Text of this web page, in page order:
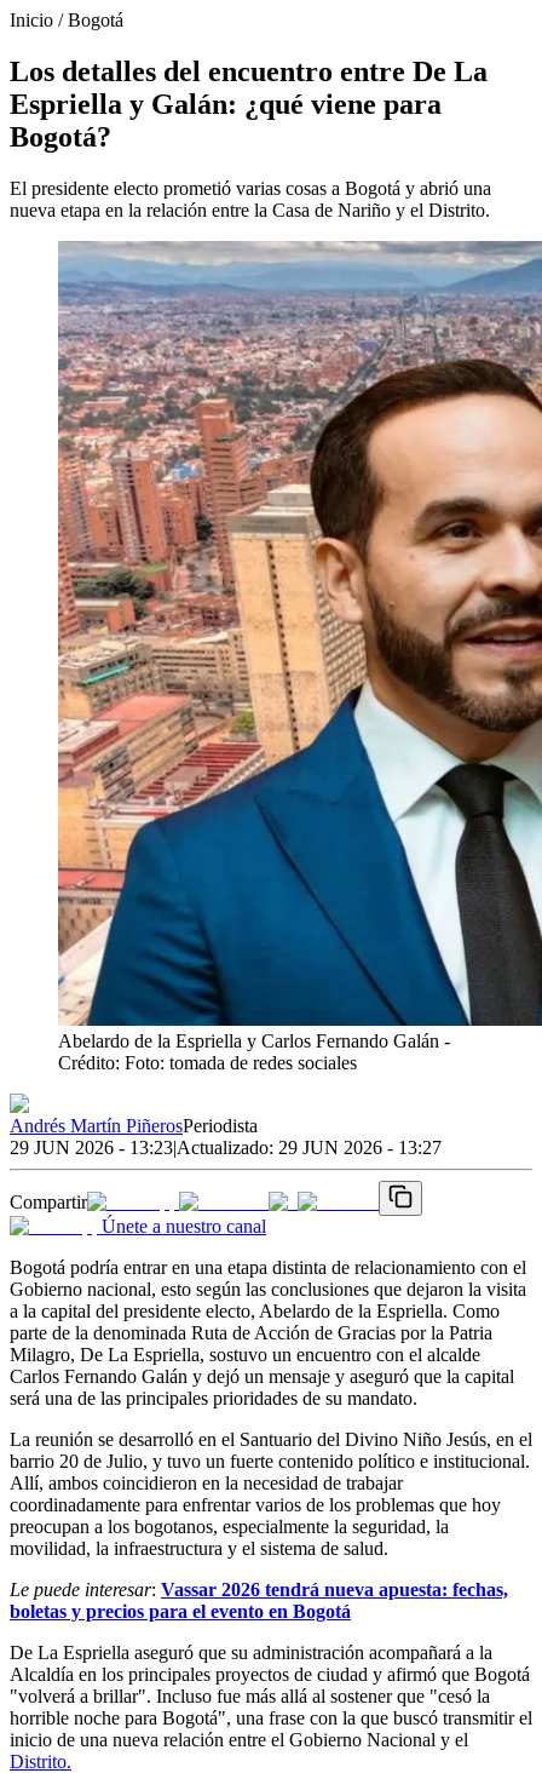
Inicio /Bogotá
Los detalles del encuentro entre De La
Espriella y Galán: ¿qué viene para
Bogotá?
El presidente electo prometió varias cosas a Bogotá y abrió una
nueva etapa en la relación entre la Casa de Nariño y el Distrito.
Abelardo de la Espriella y Carlos Fernando Galán -
Crédito: Foto: tomada de redes sociales
Andrés Martín PiñerosPeriodista
29 JUN 2026 - 13:23|Actualizado: 29 JUN 2026 - 13:27
Compartir
Únete a nuestro canal
Bogotá podría entrar en una etapa distinta de relacionamiento con el
Gobierno nacional, esto según las conclusiones que dejaron la visita
a la capital del presidente electo, Abelardo de la Espriella. Como
parte de la denominada Ruta de Acción de Gracias por la Patria
Milagro, De La Espriella, sostuvo un encuentro con el alcalde
Carlos Fernando Galán y dejó un mensaje y aseguró que la capital
será una de las principales prioridades de su mandato.
La reunión se desarrolló en el Santuario del Divino Niño Jesús, en el
barrio 20 de Julio, y tuvo un fuerte contenido político e institucional.
Allí, ambos coincidieron en la necesidad de trabajar
coordinadamente para enfrentar varios de los problemas que hoy
preocupan a los bogotanos, especialmente la seguridad, la
movilidad, la infraestructura y el sistema de salud.
Le puede interesar: Vassar 2026 tendrá nueva apuesta: fechas,
boletas y precios para el evento en Bogotá
De La Espriella aseguró que su administración acompañará a la
Alcaldía en los principales proyectos de ciudad y afirmó que Bogotá
"volverá a brillar". Incluso fue más allá al sostener que "cesó la
horrible noche para Bogotá", una frase con la que buscó transmitir el
inicio de una nueva relación entre el Gobierno Nacional y el
Distrito.